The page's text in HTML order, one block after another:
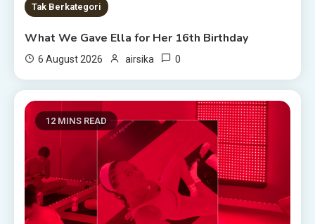
Tak Berkategori
What We Gave Ella for Her 16th Birthday
6 August 2026 airsika 0
12 MINS READ